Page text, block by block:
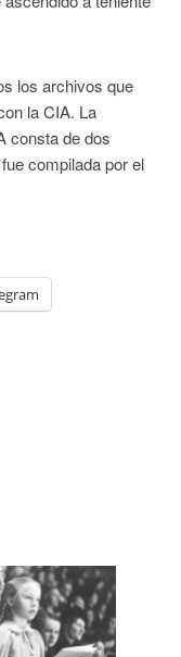
los archivos que
la CIA. La
consta de dos
compilada por el